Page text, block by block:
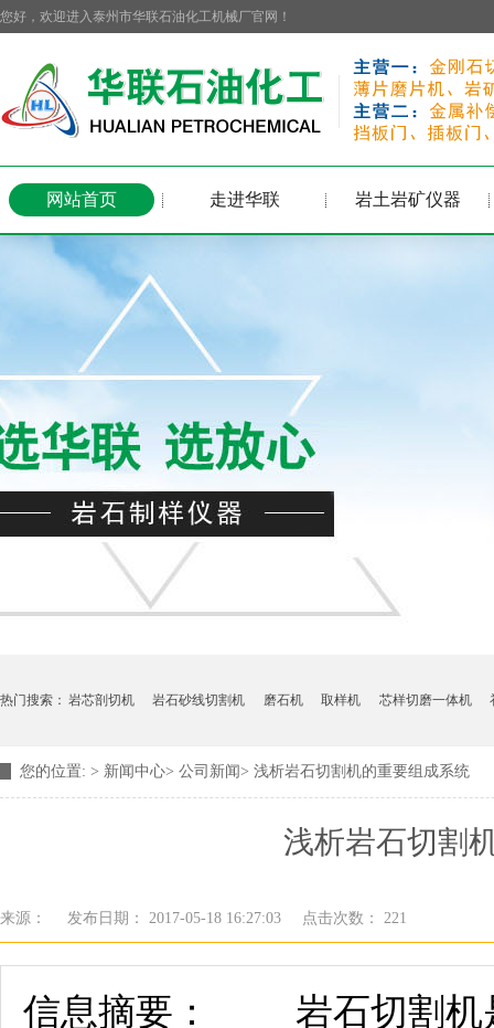
您好，欢迎进入泰州市华联石油化工机械厂官网！
网站首页 走进华联 岩土岩矿仪器
热门搜索： 岩芯剖切机 岩石砂线切割机 磨石机 取样机 芯样切磨一体机
您的位置: > 新闻中心> 公司新闻> 浅析岩石切割机的重要组成系统
浅析岩石切割
来源： 发布日期： 2017-05-18 16:27:03 点击次数： 221
信息摘要： 岩石切割机